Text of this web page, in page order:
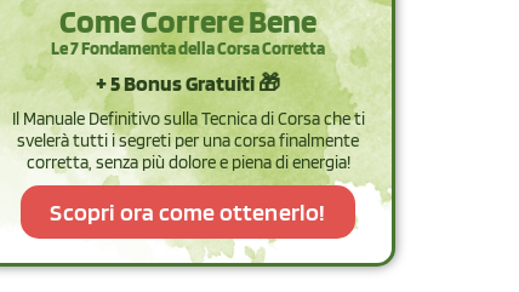
Come Correre Bene
Le 7 Fondamenta della Corsa Corretta
+ 5 Bonus Gratuiti 🎁
Il Manuale Definitivo sulla Tecnica di Corsa che ti
svelerà tutti i segreti per una corsa finalmente
corretta, senza più dolore e piena di energia!
Scopri ora come ottenerlo!